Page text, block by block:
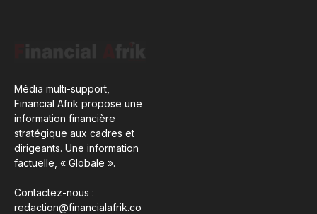
Média multi-support,
Financial Afrik propose une
information financière
stratégique aux cadres et
dirigeants. Une information
factuelle, « Globale ».
Contactez-nous :
redaction@financialafrik.co